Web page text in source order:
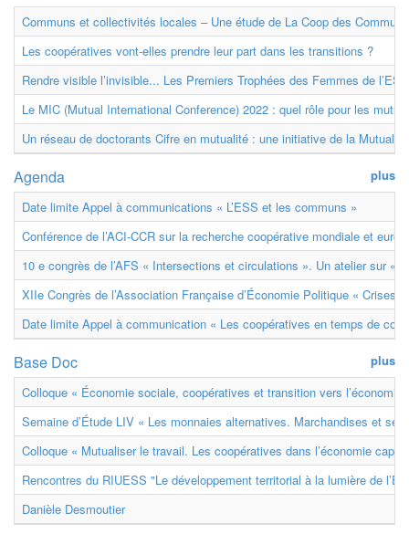
Communs et collectivités locales – Une étude de La Coop des
Les coopératives vont-elles prendre leur part dans les transitions ?
Rendre visible l’invisible... Les Premiers Trophées des Femmes de
Le MIC (Mutual International Conference) 2022 : quel rôle pour les
Un réseau de doctorants Cifre en mutualité : une initiative de la
plus
Agenda
Date limite Appel à communications « L’ESS et les communs »
Conférence de l’ACI-CCR sur la recherche coopérative mondiale et
10 e congrès de l’AFS « Intersections et circulations ». Un atelier sur «
XIIe Congrès de l’Association Française d’Économie Politique « Crises
Date limite Appel à communication « Les coopératives en temps de
plus
Base Doc
Colloque « Économie sociale, coopératives et transition vers
Semaine d’Étude LIV « Les monnaies alternatives. Marchandises et
Colloque « Mutualiser le travail. Les coopératives dans l’économie
Rencontres du RIUESS "Le développement territorial à la lumière de
Danièle Desmoutier